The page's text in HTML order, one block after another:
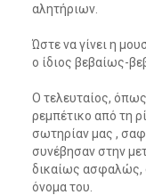
αλητήριων.
Ώστε να γίνει η
ο ίδιος βεβαίως-
Ο τελευταίος,
ρεμπέτικο από τη
σωτηρίαν μας ,
συνέβησαν στην
δικαίως ασφαλώς,
όνομα του.